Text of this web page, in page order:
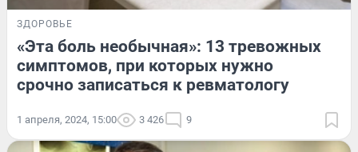
ЗДОРОВЬЕ
«Эта боль необычная»: 13 тревожных
симптомов, при которых нужно
срочно записаться к ревматологу
1 апреля, 2024, 15:00 3 426 9